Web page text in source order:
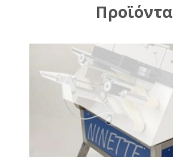
Προϊόντα